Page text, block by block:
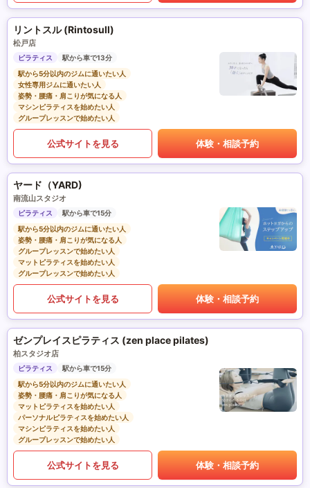
リントスル (Rintosull)
松戸店
ピラティス
駅から車で13分
駅から5分以内のジムに通いたい人
女性専用ジムに通いたい人
姿勢・腰痛・肩こりが気になる人
マシンピラティスを始めたい人
グループレッスンで始めたい人
公式サイトを見る 体験・相談予約
ヤード（YARD)
南流山スタジオ
ピラティス
駅から車で15分
駅から5分以内のジムに通いたい人
姿勢・腰痛・肩こりが気になる人
グループレッスンで始めたい人
マットピラティスを始めたい人
グループレッスンで始めたい人
公式サイトを見る 体験・相談予約
ゼンプレイスピラティス (zen place pilates)
柏スタジオ店
ピラティス
駅から車で15分
駅から5分以内のジムに通いたい人
姿勢・腰痛・肩こりが気になる人
マットピラティスを始めたい人
パーソナルピラティスを始めたい人
マシンピラティスを始めたい人
グループレッスンで始めたい人
公式サイトを見る 体験・相談予約